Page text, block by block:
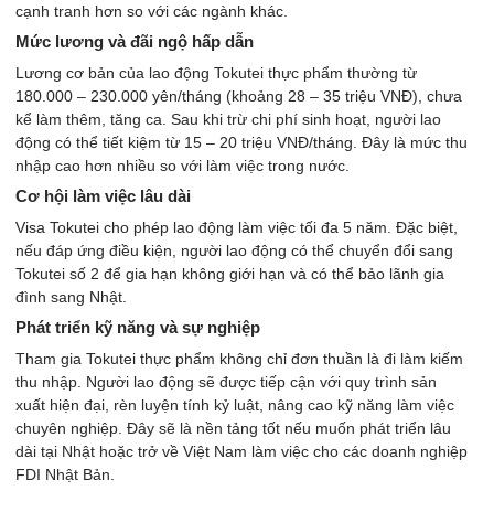
cạnh tranh hơn so với các ngành khác.
Mức lương và đãi ngộ hấp dẫn
Lương cơ bản của lao động Tokutei thực phẩm thường từ
180.000 – 230.000 yên/tháng (khoảng 28 – 35 triệu VNĐ), chưa
kể làm thêm, tăng ca. Sau khi trừ chi phí sinh hoạt, người lao
động có thể tiết kiệm từ 15 – 20 triệu VNĐ/tháng. Đây là mức thu
nhập cao hơn nhiều so với làm việc trong nước.
Cơ hội làm việc lâu dài
Visa Tokutei cho phép lao động làm việc tối đa 5 năm. Đặc biệt,
nếu đáp ứng điều kiện, người lao động có thể chuyển đổi sang
Tokutei số 2 để gia hạn không giới hạn và có thể bảo lãnh gia
đình sang Nhật.
Phát triển kỹ năng và sự nghiệp
Tham gia Tokutei thực phẩm không chỉ đơn thuần là đi làm kiếm
thu nhập. Người lao động sẽ được tiếp cận với quy trình sản
xuất hiện đại, rèn luyện tính kỷ luật, nâng cao kỹ năng làm việc
chuyên nghiệp. Đây sẽ là nền tảng tốt nếu muốn phát triển lâu
dài tại Nhật hoặc trở về Việt Nam làm việc cho các doanh nghiệp
FDI Nhật Bản.